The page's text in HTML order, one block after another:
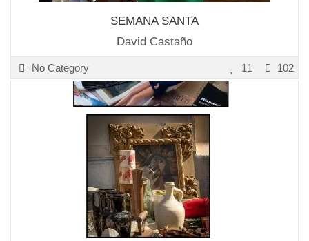
SEMANA SANTA
David Castaño
No Category 102
11